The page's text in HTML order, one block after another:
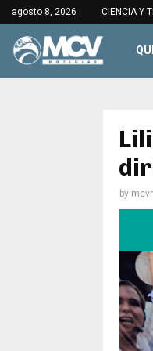
agosto 8, 2026 CIENCIA Y
by